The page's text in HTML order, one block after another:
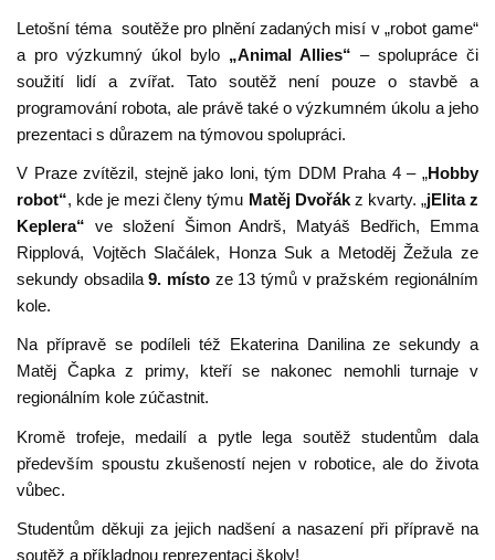
Letošní téma soutěže pro plnění zadaných misí v „robot game“
a pro výzkumný úkol bylo „Animal Allies“ – spolupráce či
soužití lidí a zvířat. Tato soutěž není pouze o stavbě a
programování robota, ale právě také o výzkumném úkolu a jeho
prezentaci s důrazem na týmovou spolupráci.
V Praze zvítězil, stejně jako loni, tým DDM Praha 4 – „Hobby
robot“, kde je mezi členy týmu Matěj Dvořákz kvarty. „jElita z
Keplera“ ve složení Šimon Andrš, Matyáš Bedřich, Emma
Ripplová, Vojtěch Slačálek, Honza Suk a Metoděj Žežula ze
sekundy obsadila9. místo ze 13 týmů v pražském regionálním
kole.
Na přípravě se podíleli též Ekaterina Danilina ze sekundy a
Matěj Čapka z primy, kteří se nakonec nemohli turnaje v
regionálním kole zúčastnit.
Kromě trofeje, medailí a pytle lega soutěž studentům dala
především spoustu zkušeností nejen v robotice, ale do života
vůbec.
Studentům děkuji za jejich nadšení a nasazení při přípravě na
soutěž a příkladnou reprezentaci školy!